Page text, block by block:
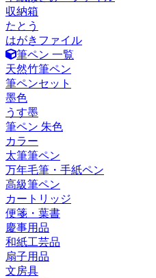
収納箱
たとう
はがきファイル
筆ペン 一覧
天然竹筆ペン
筆ペンセット
墨色
うす墨
筆ペン 朱色
カラー
太筆筆ペン
万年毛筆・手紙ペン
高級筆ペン
カートリッジ
便箋・葉書
慶事用品
和紙工芸品
扇子用品
文房具